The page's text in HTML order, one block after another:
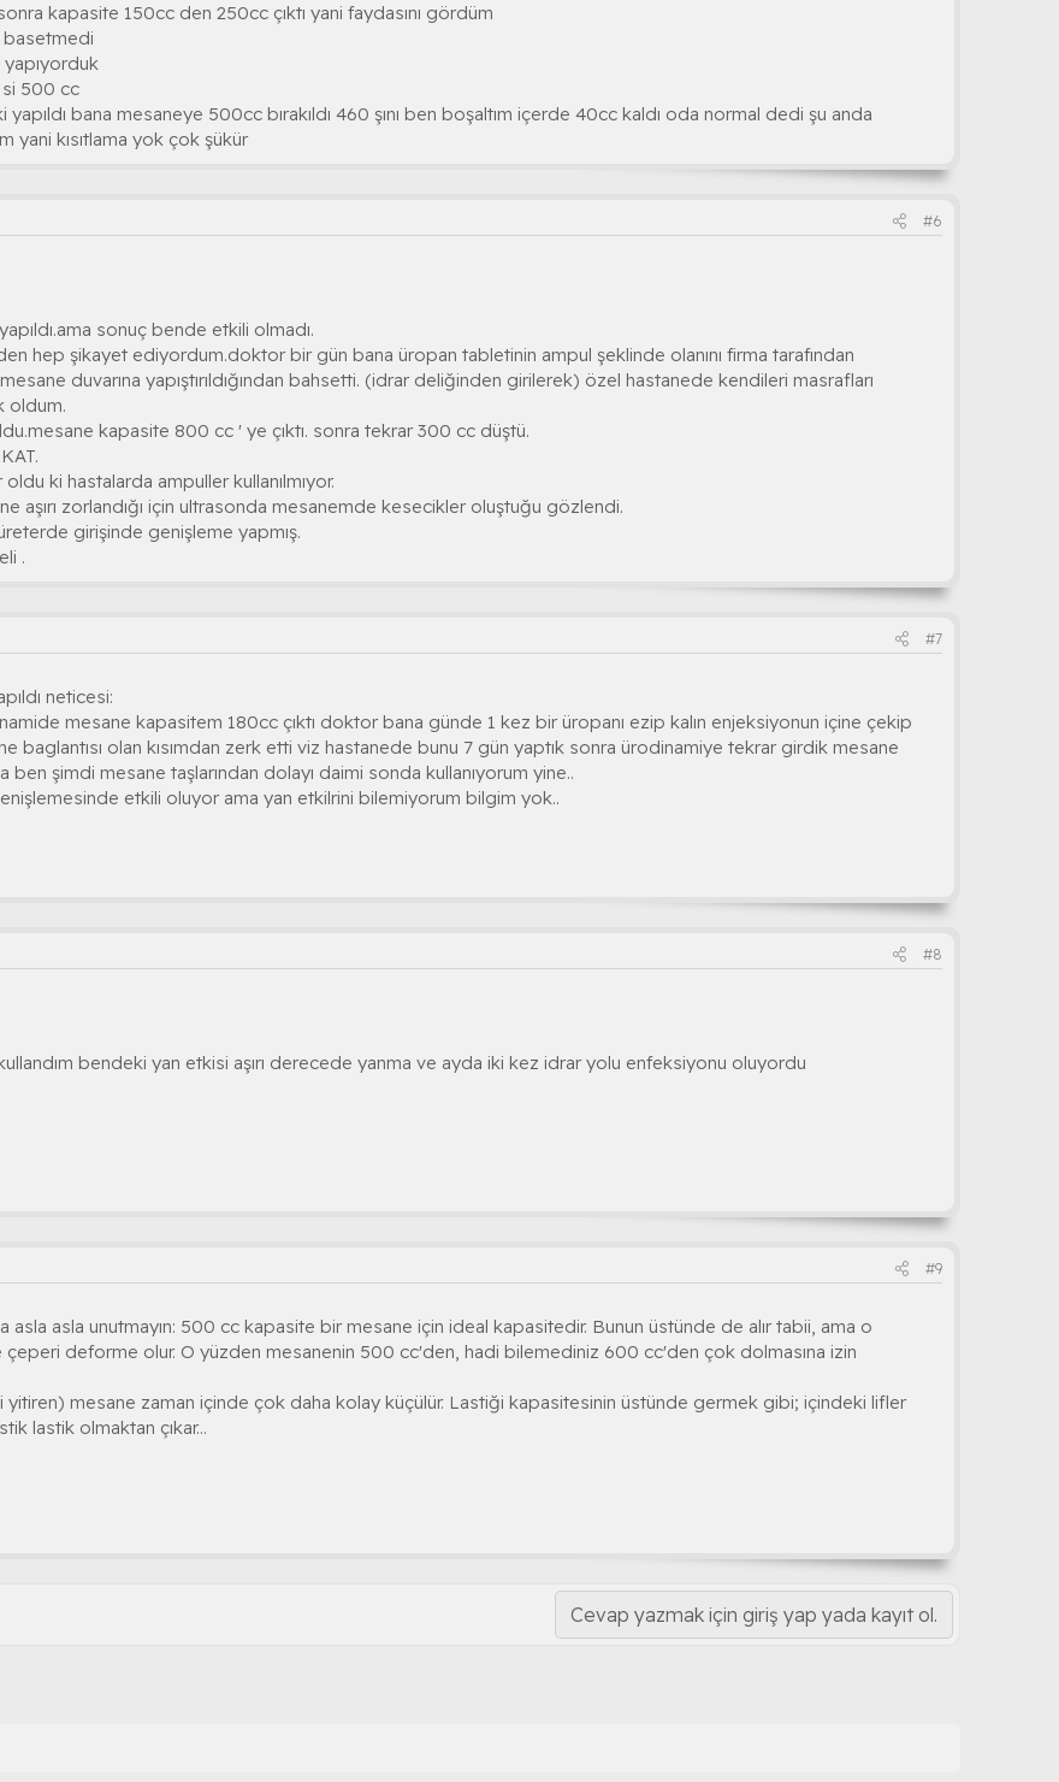
sonra kapasite 150cc den 250cc çıktı yani faydasını gördüm
basetmedi
si 500 cc
bana mesaneye 500cc bırakıldı 460 şını ben boşaltım içerde 40cc kaldı oda normal dedi şu anda
yani kısıtlama yok çok şükür
#6
sonuç bende etkili olmadı.
hep şikayet ediyordum.doktor bir gün bana üropan tabletinin ampul şeklinde olanını firma tarafından
mesane duvarına yapıştırıldığından bahsetti. (idrar deliğinden girilerek) özel hastanede kendileri masrafları
oldum.
kapasite 800 cc ' ye çıktı. sonra tekrar 300 cc düştü.
ki hastalarda ampuller kullanılmıyor.
aşırı zorlandığı için ultrasonda mesanemde kesecikler oluştuğu gözlendi.
girişinde genişleme yapmış.
.
#7
neticesi:
mesane kapasitem 180cc çıktı doktor bana günde 1 kez bir üropanı ezip kalın enjeksiyonun içine çekip
baglantısı olan kısımdan zerk etti viz hastanede bunu 7 gün yaptık sonra ürodinamiye tekrar girdik mesane
ben şimdi mesane taşlarından dolayı daimi sonda kullanıyorum yine..
etkili oluyor ama yan etkilrini bilemiyorum bilgim yok..
#8
bendeki yan etkisi aşırı derecede yanma ve ayda iki kez idrar yolu enfeksiyonu oluyordu
#9
asla asla unutmayın: 500 cc kapasite bir mesane için ideal kapasitedir. Bunun üstünde de alır tabii, ama o
çeperi deforme olur. O yüzden mesanenin 500 cc'den, hadi bilemediniz 600 cc'den çok dolmasına izin
mesane zaman içinde çok daha kolay küçülür. Lastiği kapasitesinin üstünde germek gibi; içindeki lifler
lastik olmaktan çıkar...
Cevap yazmak için giriş yap yada kayıt ol.